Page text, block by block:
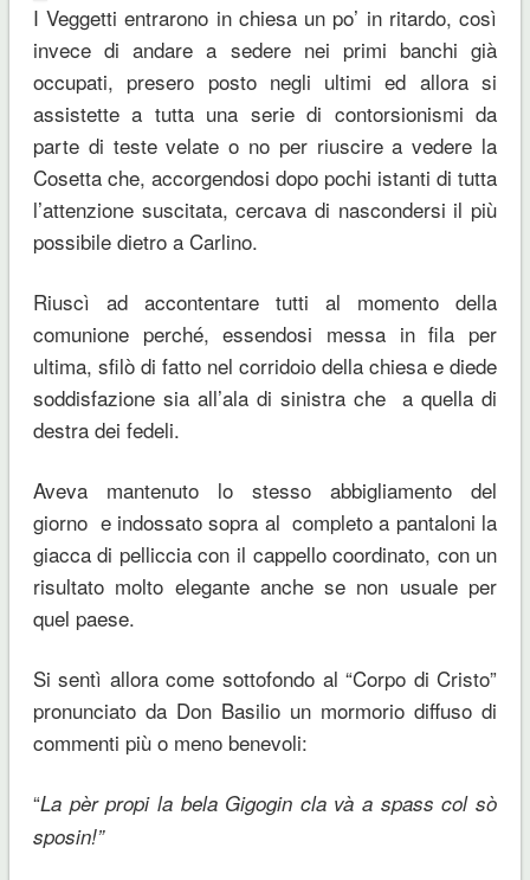
I Veggetti entrarono in chiesa un po’ in ritardo, così
invece di andare a sedere nei primi banchi già
occupati, presero posto negli ultimi ed allora si
assistette a tutta una serie di contorsionismi da
parte di teste velate o no per riuscire a vedere la
Cosetta che, accorgendosi dopo pochi istanti di tutta
l’attenzione suscitata, cercava di nascondersi il più
possibile dietro a Carlino.
Riuscì ad accontentare tutti al momento della
comunione perché, essendosi messa in fila per
ultima, sfilò di fatto nel corridoio della chiesa e diede
soddisfazione sia all’ala di sinistra che a quella di
destra dei fedeli.
Aveva mantenuto lo stesso abbigliamento del
giorno e indossato sopra al completo a pantaloni la
giacca di pelliccia con il cappello coordinato, con un
risultato molto elegante anche se non usuale per
quel paese.
Si sentì allora come sottofondo al “Corpo di Cristo”
pronunciato da Don Basilio un mormorio diffuso di
commenti più o meno benevoli:
“La pèr propi la bela Gigogin cla và a spass col sò
sposin!”